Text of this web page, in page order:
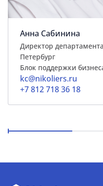
Анна Сабинина
Директор
Петербург
Блок поддержки
kc@nikoliers.ru
+7 812 718 36 18